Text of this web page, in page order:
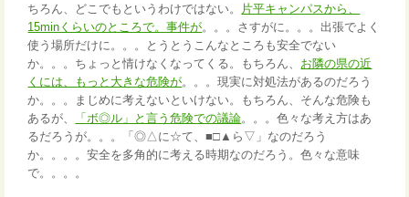
ちろん、どこでもというわけではない。
片平キャンパスから、
15minくらいのところで。事件が。。。さすがに。。。出張でよく
使う場所だけに。。。とうとうこんなところも安全でない
か。。。ちょっと情けなくなってくる。もちろん、 お隣の県の近
くには、もっと大きな危険が。。。現実に対処法があるのだろう
か。。。まじめに考えないといけない。もちろん、そんな危険も
あるが、
「ボ◎ル」と言う危険での議論。。。色々な考え方はあ
るだろうが。。。「◎△に☆て、■□▲ら▽」なのだろう
か。。。。安全を多角的に考える時期なのだろう。色々な意味
で。。。。